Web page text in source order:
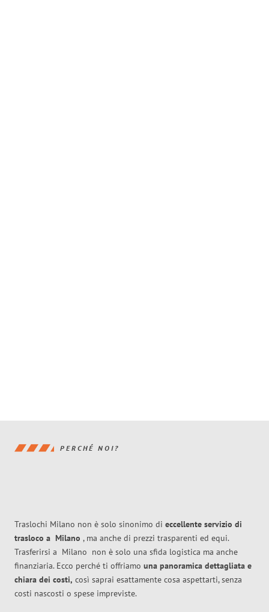
PERCHÉ NOI?
Traslochi Milano non è solo sinonimo di eccellente servizio di
trasloco a Milano , ma anche di prezzi trasparenti ed equi.
Trasferirsi a Milano non è solo una sfida logistica ma anche
finanziaria. Ecco perché ti offriamo una panoramica dettagliata e
chiara dei costi, così saprai esattamente cosa aspettarti, senza
costi nascosti o spese impreviste.